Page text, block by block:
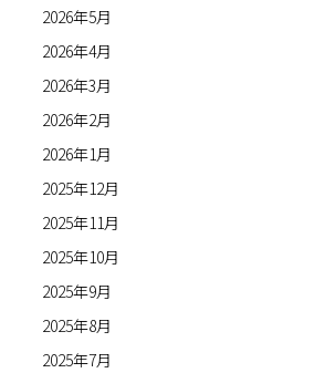
2026年5月
2026年4月
2026年3月
2026年2月
2026年1月
2025年12月
2025年11月
2025年10月
2025年9月
2025年8月
2025年7月